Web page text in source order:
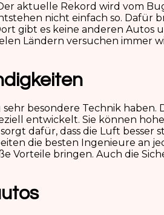
aktuelle Rekord wird vom
nicht einfach so. Dafür
gibt es keine anderen Autos
Ländern versuchen immer
besondere Technik
entwickelt. Sie können
dafür, dass die Luft
die besten Ingenieure an
Vorteile bringen. Auch die